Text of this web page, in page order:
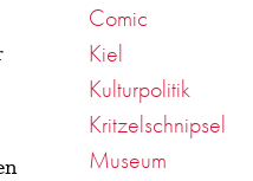
Comic
Kiel
Kulturpolitik
Kritzelschnipsel
Museum